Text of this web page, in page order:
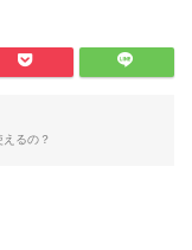
るの？